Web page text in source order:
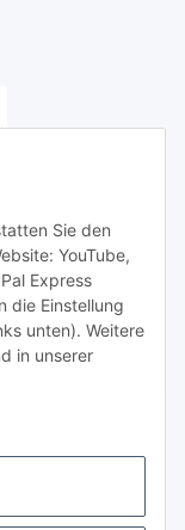
Sie den
YouTube,
Express
die Einstellung
unten). Weitere
in unserer